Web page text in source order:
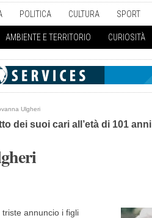
POLITICA CULTURA SPORT
AMBIENTE E TERRITORIO CURIOSITÀ
Ulgheri
dei suoi cari all’età di 101 anni
annuncio i figli